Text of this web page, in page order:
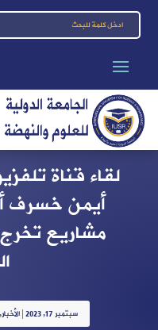
لقاء قناة
أيمن خسرف
مشاريع
سبتمبر 17, 2023 |الأخبار